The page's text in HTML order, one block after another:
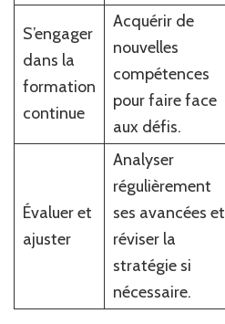
S’engager
dans la
formation
continue
Acquérir de
nouvelles
compétences
pour faire face
aux défis.
Évaluer et
ajuster
Analyser
régulièrement
ses avancées et
réviser la
stratégie si
nécessaire.